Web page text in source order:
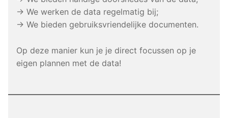
→ We werken de data regelmatig bij;
→ We bieden gebruiksvriendelijke documenten.
Op deze manier kun je je direct focussen op je
eigen plannen met de data!